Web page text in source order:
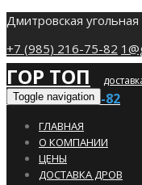
Дмитровская
+7 (985) 216-75-82
ГОР ТОП
+7 (985) 216-75-82
Toggle navigation
ГЛАВНАЯ
О КОМПАНИИ
ЦЕНЫ
ДОСТАВКА ДРОВ